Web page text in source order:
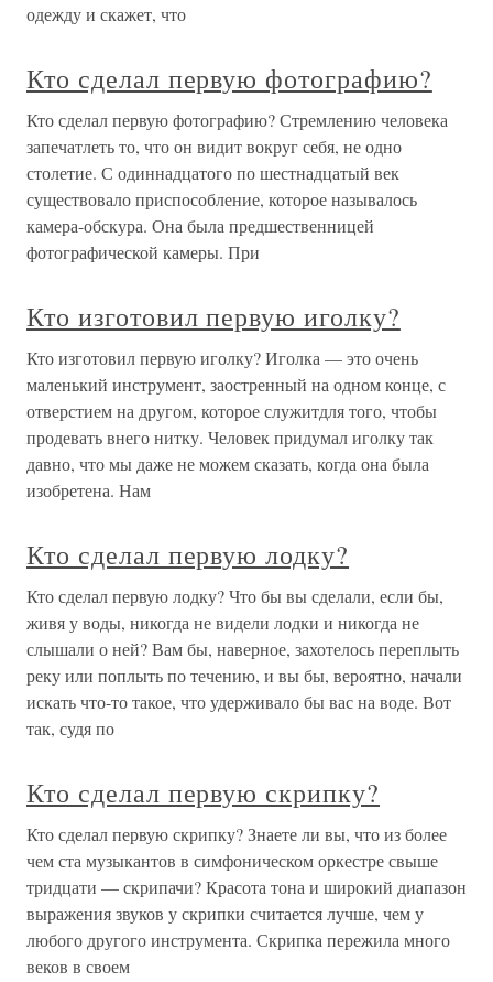
одежду и скажет, что
Кто сделал первую фотографию?
Кто сделал первую фотографию? Стремлению человека
запечатлеть то, что он видит вокруг себя, не одно
столетие. С одиннадцатого по шестнадцатый век
существовало приспособление, которое называлось
камера-обскура. Она была предшественницей
фотографической камеры. При
Кто изготовил первую иголку?
Кто изготовил первую иголку? Иголка — это очень
маленький инструмент, заостренный на одном конце, с
отверстием на другом, которое служитдля того, чтобы
продевать внего нитку. Человек придумал иголку так
давно, что мы даже не можем сказать, когда она была
изобретена. Нам
Кто сделал первую лодку?
Кто сделал первую лодку? Что бы вы сделали, если бы,
живя у воды, никогда не видели лодки и никогда не
слышали о ней? Вам бы, наверное, захотелось переплыть
реку или поплыть по течению, и вы бы, вероятно, начали
искать что-то такое, что удерживало бы вас на воде. Вот
так, судя по
Кто сделал первую скрипку?
Кто сделал первую скрипку? Знаете ли вы, что из более
чем ста музыкантов в симфоническом оркестре свыше
тридцати — скрипачи? Красота тона и широкий диапазон
выражения звуков у скрипки считается лучше, чем у
любого другого инструмента. Скрипка пережила много
веков в своем